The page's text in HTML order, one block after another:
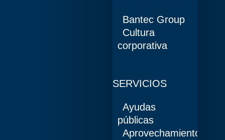
Bantec Group
Cultura
corporativa
SERVICIOS
Ayudas
públicas
Aprovechamiento